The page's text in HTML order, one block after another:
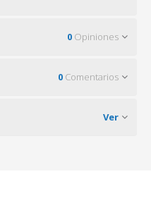
0 Opiniones
0 Comentarios
Ver